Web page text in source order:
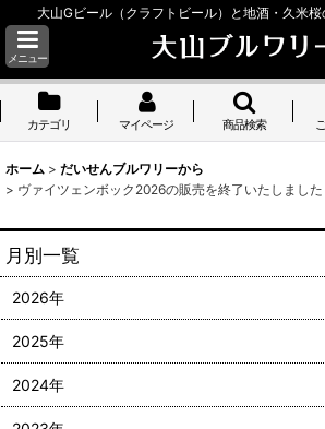
大山Gビール（クラフトビール）と地酒・久米
メニュー
カテゴリ マイページ 商品検索
ホーム > だいせんブルワリーから
> ヴァイツェンボック2026の販売を終了いたしました
月別一覧
2026年
2025年
2024年